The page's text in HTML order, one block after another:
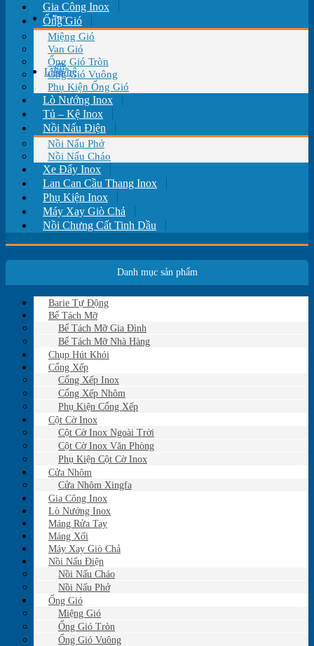
Tin tức
Liên hệ
Gia Công Inox
Ống Gió
Miệng Gió
Van Gió
Ống Gió Tròn
Ống Gió Vuông
Phụ Kiện Ống Gió
Lò Nướng Inox
Tủ – Kệ Inox
Nồi Nấu Điện
Nồi Nấu Phở
Nồi Nấu Cháo
Xe Đẩy Inox
Lan Can Cầu Thang Inox
Phụ Kiện Inox
Máy Xay Giò Chả
Nồi Chưng Cất Tinh Dầu
Danh mục sản phẩm
Barie Tự Động
Bể Tách Mỡ
Bể Tách Mỡ Gia Đình
Bể Tách Mỡ Nhà Hàng
Chụp Hút Khói
Cổng Xếp
Cổng Xếp Inox
Cổng Xếp Nhôm
Phụ Kiện Cổng Xếp
Cột Cờ Inox
Cột Cờ Inox Ngoài Trời
Cột Cờ Inox Văn Phòng
Phụ Kiện Cột Cờ Inox
Cửa Nhôm
Cửa Nhôm Xingfa
Gia Công Inox
Lò Nướng Inox
Máng Rửa Tay
Máng Xối
Máy Xay Giò Chả
Nồi Nấu Điện
Nồi Nấu Cháo
Nồi Nấu Phở
Ống Gió
Miệng Gió
Ống Gió Tròn
Ống Gió Vuông